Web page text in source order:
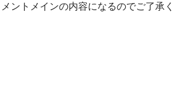
ントメインの内容になるのでご了承く